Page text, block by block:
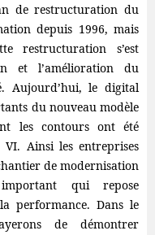
de restructuration du
depuis 1996, mais
restructuration s’est
et l’amélioration du
Aujourd’hui, le digital
du nouveau modèle
les contours ont été
Ainsi les entreprises
de modernisation
qui repose
performance. Dans le
de démontrer